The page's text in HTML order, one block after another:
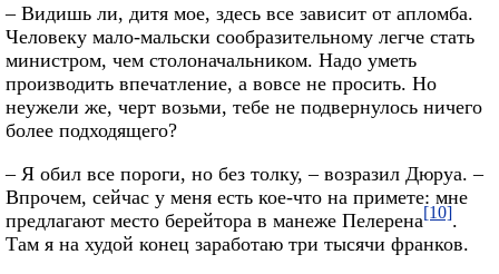
– Видишь ли, дитя мое, здесь все зависит от апломба.
Человеку мало-мальски сообразительному легче стать
министром, чем столоначальником. Надо уметь
производить впечатление, а вовсе не просить. Но
неужели же, черт возьми, тебе не подвернулось ничего
более подходящего?
– Я обил все пороги, но без толку, – возразил Дюруа. –
Впрочем, сейчас у меня есть кое-что на примете: мне
предлагают место берейтора в манеже Пелерена[10].
Там я на худой конец заработаю три тысячи франков.